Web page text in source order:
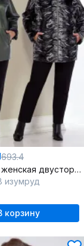
693.4
Дубленка женская двусторонняя с меховой опушкой
изумруд
корзину